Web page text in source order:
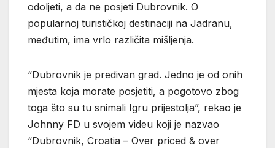
odoljeti, a da ne posjeti Dubrovnik. O
popularnoj turističkoj destinaciji na Jadranu,
međutim, ima vrlo različita mišljenja.
“Dubrovnik je predivan grad. Jedno je od onih
mjesta koja morate posjetiti, a pogotovo zbog
toga što su tu snimali Igru prijestolja”, rekao je
Johnny FD u svojem videu koji je nazvao
“Dubrovnik, Croatia – Over priced & over